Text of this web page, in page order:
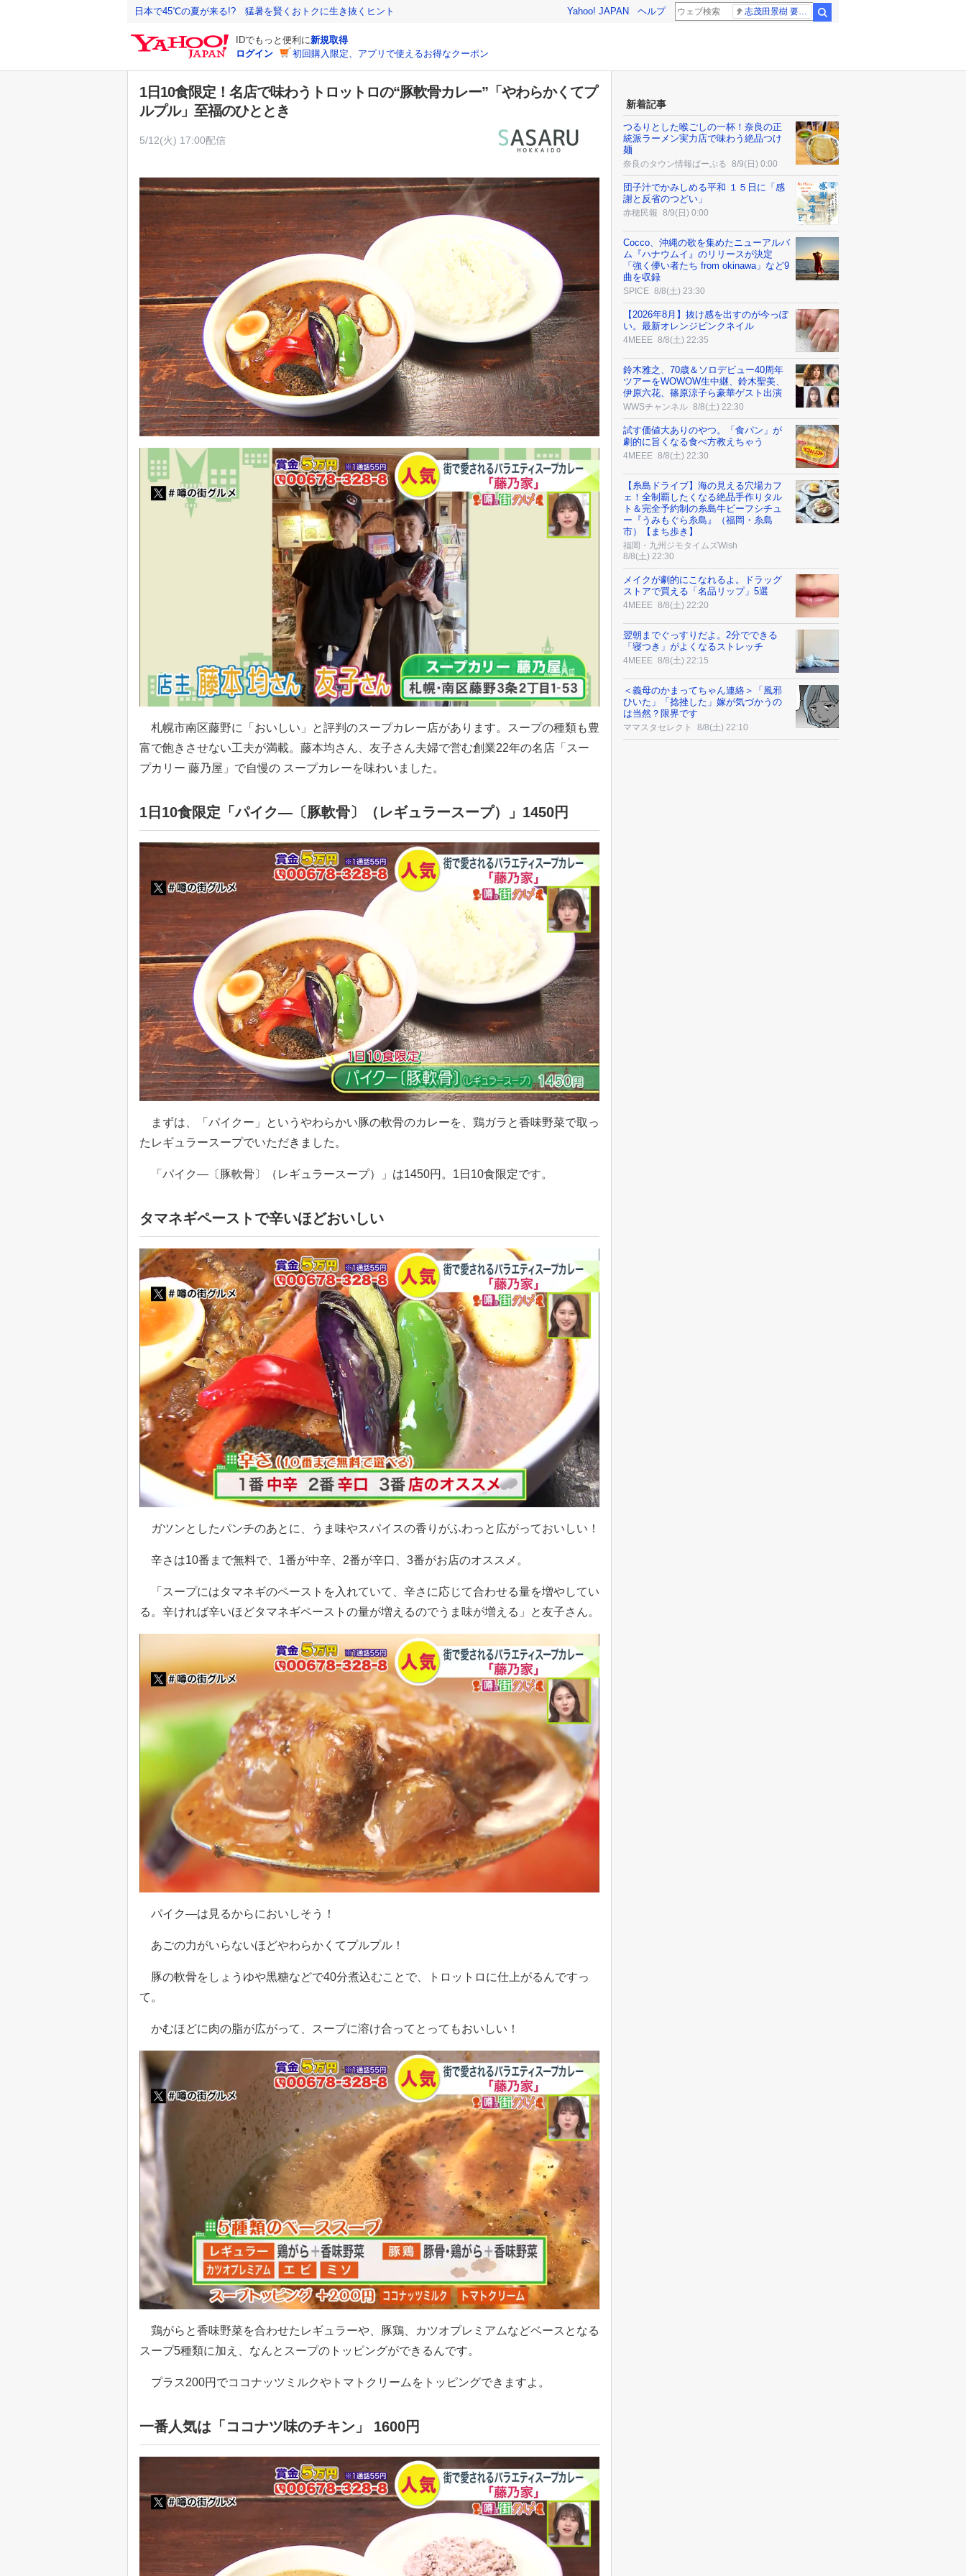
日本で45℃の夏が来る!? 猛暑を賢くおトクに生き抜くヒント Yahoo! JAPAN ヘルプ 志茂田景樹 要介護5
IDでもっと便利に新規取得
ログイン
初回購入限定、アプリで使えるお得なクーポン
1日10食限定！名店で味わうトロットロの“豚軟骨カレー”「やわらかくてプ
ルプル」至福のひととき
5/12(火) 17:00配信
札幌市南区藤野に「おいしい」と評判のスープカレー店があります。スープの種類も豊
富で飽きさせない工夫が満載。藤本均さん、友子さん夫婦で営む創業22年の名店「スー
プカリー 藤乃屋」で自慢の スープカレーを味わいました。
1日10食限定「パイク―〔豚軟骨〕（レギュラースープ）」1450円
まずは、「パイクー」というやわらかい豚の軟骨のカレーを、鶏ガラと香味野菜で取っ
たレギュラースープでいただきました。
「パイク―〔豚軟骨〕（レギュラースープ）」は1450円。1日10食限定です。
タマネギペーストで辛いほどおいしい
ガツンとしたパンチのあとに、うま味やスパイスの香りがふわっと広がっておいしい！
辛さは10番まで無料で、1番が中辛、2番が辛口、3番がお店のオススメ。
「スープにはタマネギのペーストを入れていて、辛さに応じて合わせる量を増やしてい
る。辛ければ辛いほどタマネギペーストの量が増えるのでうま味が増える」と友子さん。
パイク―は見るからにおいしそう！
あごの力がいらないほどやわらかくてプルプル！
豚の軟骨をしょうゆや黒糖などで40分煮込むことで、トロットロに仕上がるんですっ
て。
かむほどに肉の脂が広がって、スープに溶け合ってとってもおいしい！
鶏がらと香味野菜を合わせたレギュラーや、豚鶏、カツオプレミアムなどベースとなる
スープ5種類に加え、なんとスープのトッピングができるんです。
プラス200円でココナッツミルクやトマトクリームをトッピングできますよ。
一番人気は「ココナツ味のチキン」 1600円
新着記事
つるりとした喉ごしの一杯！奈良の正
統派ラーメン実力店で味わう絶品つけ
麺
奈良のタウン情報ぱーぷる 8/9(日) 0:00
団子汁でかみしめる平和 １５日に「感
謝と反省のつどい」
赤穂民報 8/9(日) 0:00
Cocco、沖縄の歌を集めたニューアルバ
ム『ハナウムイ』のリリースが決定
「強く儚い者たち from okinawa」など9
曲を収録
SPICE 8/8(土) 23:30
【2026年8月】抜け感を出すのが今っぽ
い。最新オレンジピンクネイル
4MEEE 8/8(土) 22:35
鈴木雅之、70歳＆ソロデビュー40周年
ツアーをWOWOW生中継、鈴木聖美、
伊原六花、篠原涼子ら豪華ゲスト出演
WWSチャンネル 8/8(土) 22:30
試す価値大ありのやつ。「食パン」が
劇的に旨くなる食べ方教えちゃう
4MEEE 8/8(土) 22:30
【糸島ドライブ】海の見える穴場カフ
ェ！全制覇したくなる絶品手作りタル
ト＆完全予約制の糸島牛ビーフシチュ
ー『うみもぐら糸島』（福岡・糸島
市）【まち歩き】
福岡・九州ジモタイムズWish
8/8(土) 22:30
メイクが劇的にこなれるよ。ドラッグ
ストアで買える「名品リップ」5選
4MEEE 8/8(土) 22:20
翌朝までぐっすりだよ。2分でできる
「寝つき」がよくなるストレッチ
4MEEE 8/8(土) 22:15
＜義母のかまってちゃん連絡＞「風邪
ひいた」「捻挫した」嫁が気づかうの
は当然？限界です
ママスタセレクト 8/8(土) 22:10